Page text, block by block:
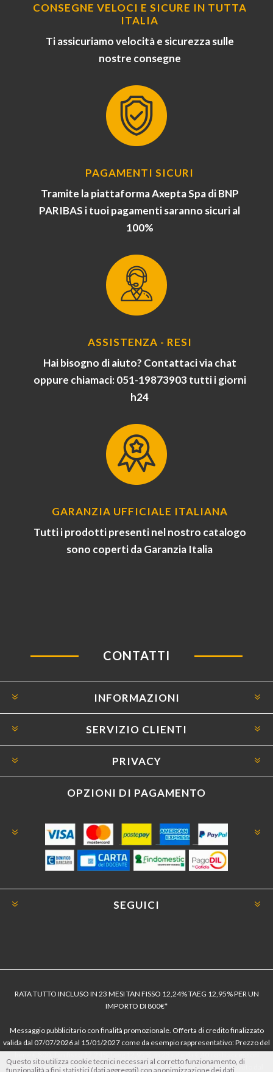
CONSEGNE VELOCI E SICURE IN TUTTA
ITALIA
Ti assicuriamo velocità e sicurezza sulle
nostre consegne
PAGAMENTI SICURI
Tramite la piattaforma Axepta Spa di BNP
PARIBAS i tuoi pagamenti saranno sicuri al
100%
ASSISTENZA - RESI
Hai bisogno di aiuto? Contattaci via chat
oppure chiamaci: 051-19873903 tutti i giorni
h24
GARANZIA UFFICIALE ITALIANA
Tutti i prodotti presenti nel nostro catalogo
sono coperti da Garanzia Italia
CONTATTI
INFORMAZIONI
SERVIZIO CLIENTI
PRIVACY
OPZIONI DI PAGAMENTO
SEGUICI
RATA TUTTO INCLUSO IN 23 MESI TAN FISSO 12,24% TAEG 12,95% PER UN
IMPORTO DI 800€*
Messaggio pubblicitario con finalità promozionale. Offerta di credito finalizzato
valida dal 07/07/2026 al 15/01/2027 come da esempio rappresentativo: Prezzo del
dell’offerta azzerati. Importo totale del credito € 800. Importo totale dovuto dal
Questo sito utilizza cookie tecnici necessari al corretto funzionamento, di
funzionalità a fini statistici (dati aggregati) con anonimizzazione dei dati